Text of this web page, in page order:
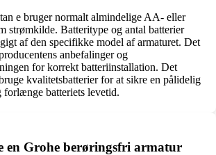
e bruger normalt almindelige AA- eller
strømkilde. Batteritype og antal batterier
af den specifikke model af armaturet. Det
anbefalinger og
for korrekt batteriinstallation. Det
kvalitetsbatterier for at sikre en pålidelig
forlænge batteriets levetid.
en Grohe berøringsfri armatur